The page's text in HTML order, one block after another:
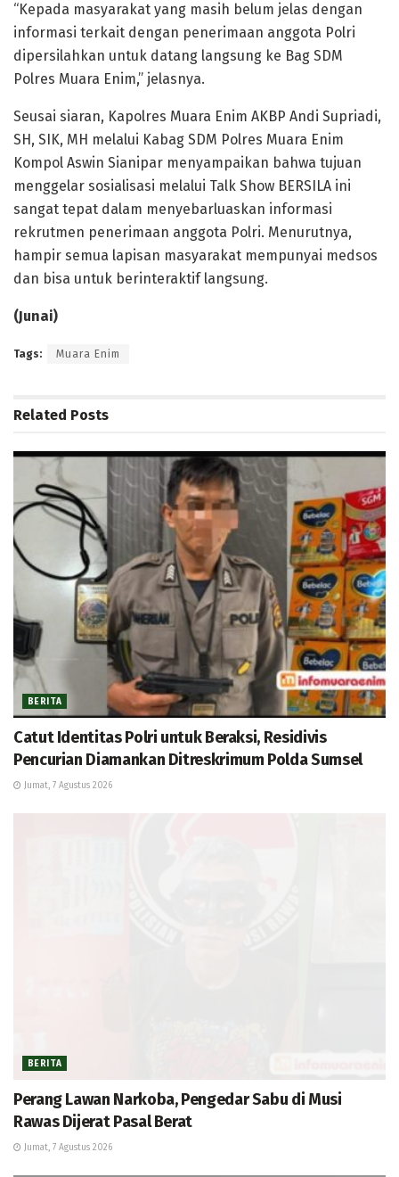
“Kepada masyarakat yang masih belum jelas dengan
informasi terkait dengan penerimaan anggota Polri
dipersilahkan untuk datang langsung ke Bag SDM
Polres Muara Enim,” jelasnya.
Seusai siaran, Kapolres Muara Enim AKBP Andi Supriadi,
SH, SIK, MH melalui Kabag SDM Polres Muara Enim
Kompol Aswin Sianipar menyampaikan bahwa tujuan
menggelar sosialisasi melalui Talk Show BERSILA ini
sangat tepat dalam menyebarluaskan informasi
rekrutmen penerimaan anggota Polri. Menurutnya,
hampir semua lapisan masyarakat mempunyai medsos
dan bisa untuk berinteraktif langsung.
(Junai)
Tags: Muara Enim
Related Posts
BERITA
Catut Identitas Polri untuk Beraksi, Residivis
Pencurian Diamankan Ditreskrimum Polda Sumsel
Jumat, 7 Agustus 2026
BERITA
Perang Lawan Narkoba, Pengedar Sabu di Musi
Rawas Dijerat Pasal Berat
Jumat, 7 Agustus 2026